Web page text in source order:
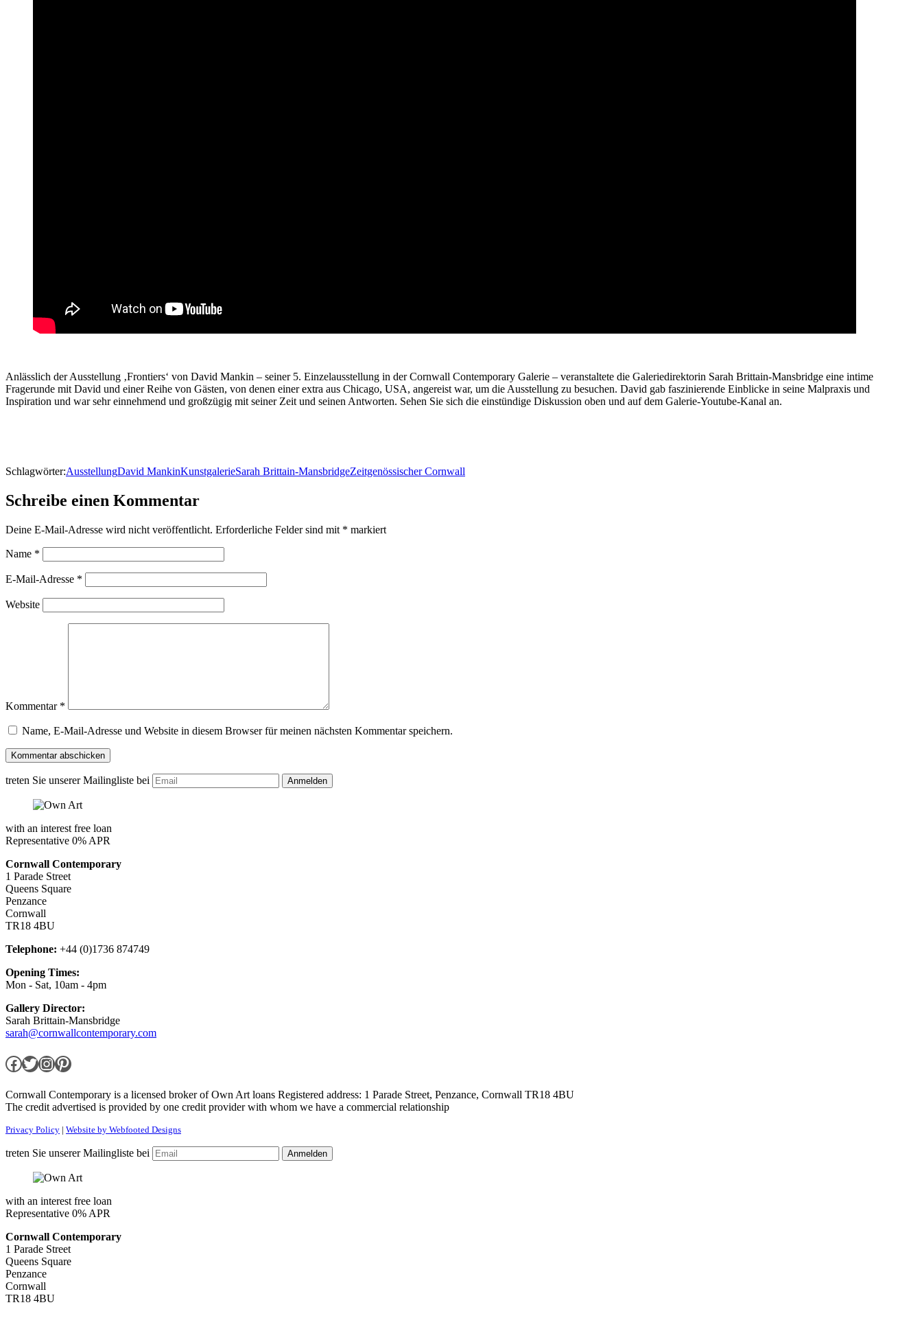
Anlässlich der Ausstellung ‚Frontiers‘ von David Mankin – seiner 5. Einzelausstellung in der Cornwall Contemporary Galerie – veranstaltete die Galeriedirektorin Sarah Brittain-Mansbridge eine intime
Fragerunde mit David und einer Reihe von Gästen, von denen einer extra aus Chicago, USA, angereist war, um die Ausstellung zu besuchen. David gab faszinierende Einblicke in seine Malpraxis und
Inspiration und war sehr einnehmend und großzügig mit seiner Zeit und seinen Antworten. Sehen Sie sich die einstündige Diskussion oben und auf dem Galerie-Youtube-Kanal an.
Schlagwörter:AusstellungDavid MankinKunstgalerieSarah Brittain-MansbridgeZeitgenössischer Cornwall
Schreibe einen Kommentar
Deine E-Mail-Adresse wird nicht veröffentlicht. Erforderliche Felder sind mit * markiert
Name *
E-Mail-Adresse *
Website
Kommentar *
Name, E-Mail-Adresse und Website in diesem Browser für meinen nächsten Kommentar speichern.
treten Sie unserer Mailingliste bei
with an interest free loan
Representative 0% APR
Cornwall Contemporary
1 Parade Street
Queens Square
Penzance
Cornwall
TR18 4BU
Telephone: +44 (0)1736 874749
Opening Times:
Mon - Sat, 10am - 4pm
Gallery Director:
Sarah Brittain-Mansbridge
sarah@cornwallcontemporary.com
Facebook
Twitter
Instagram
Pinterest
Cornwall Contemporary is a licensed broker of Own Art loans Registered address: 1 Parade Street, Penzance, Cornwall TR18 4BU
The credit advertised is provided by one credit provider with whom we have a commercial relationship
Privacy Policy | Website by Webfooted Designs
treten Sie unserer Mailingliste bei
with an interest free loan
Representative 0% APR
Cornwall Contemporary
1 Parade Street
Queens Square
Penzance
Cornwall
TR18 4BU